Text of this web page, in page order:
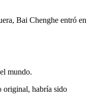
Bai Chenghe entró en
mundo.
original, habría sido